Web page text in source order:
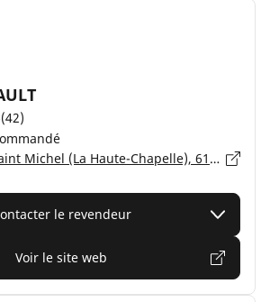
(42)
Route du Mont Saint Michel (La Haute-Chapelle), 61700 DOMFRONT EN POIRAIE
le revendeur
Voir le site web